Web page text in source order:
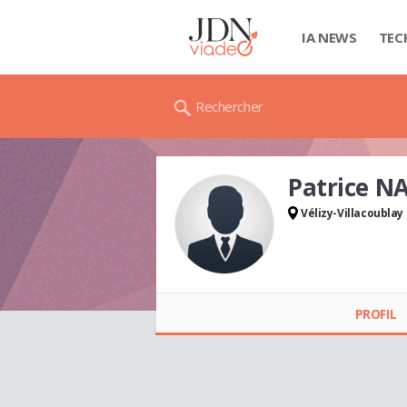
IA NEWS
Rechercher
Patrice
Vélizy-Villacoublay
PROFIL